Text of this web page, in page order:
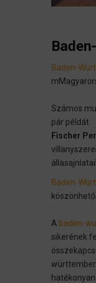
Baden-
Számos
pár példát.
Fischer
Baden-
A baden-
sikerének